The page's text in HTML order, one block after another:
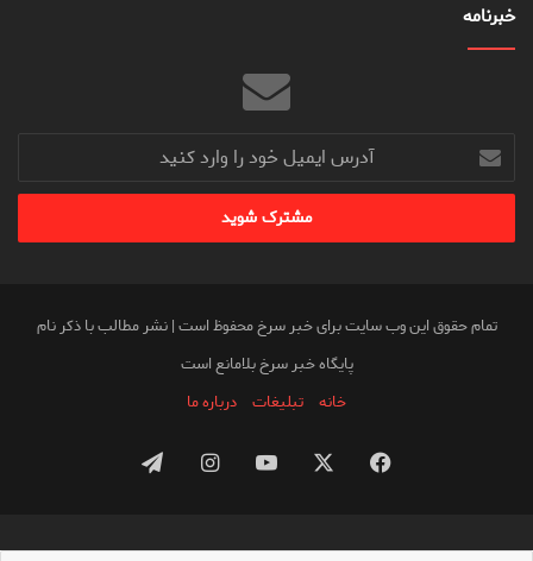
خبرنامه
آدرس
ایمیل
خود
وارد
تمام حقوق این وب سایت برای خبر سرخ محفوظ است | نشر مطالب با ذکر نام
پایگاه خبر سرخ بلامانع است
خانه
تبلیغات درباره ما
فیس
یوتیوباینستاگرامتلگرام